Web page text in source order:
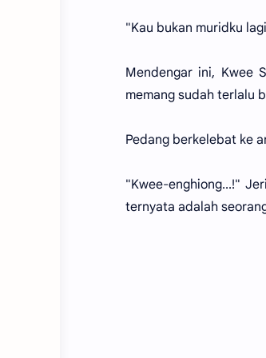
"Kau bukan muridku
Mendengar ini, Kwee
memang sudah terlalu
Pedang berkelebat ke
"Kwee-enghiong...!"
ternyata adalah